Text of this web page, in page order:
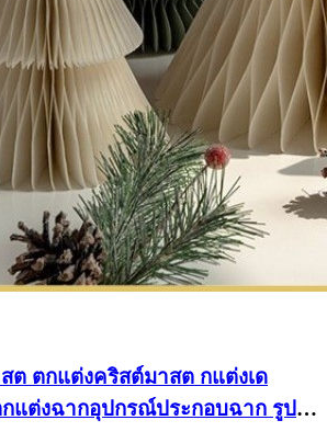
ต ตกแต่งคริสต์มาสต กแต่งเด
แต่งฉากอุปกรณ์ประกอบฉาก รูป